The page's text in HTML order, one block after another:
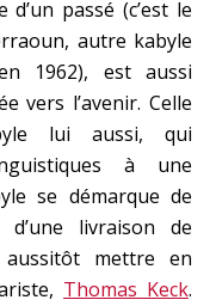
d’un passé (c’est le
autre kabyle
1962), est aussi
vers l’avenir. Celle
lui aussi, qui
à une
se démarque de
livraison de
mettre en
Thomas Keck.